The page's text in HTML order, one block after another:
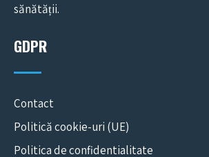
sănătății.
GDPR
Contact
Politică cookie-uri (UE)
Politica de confidentialitate